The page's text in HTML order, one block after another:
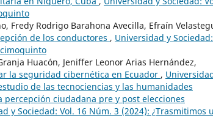
Fredy Rodrigo Barahona Avecilla, Efraín
de los conductores , Universidad y Sociedad:
Huacón, Jeniffer Leonor Arias Hernández,
la seguridad cibernética en Ecuador ,
de las tecnociencias y las humanidades
percepción ciudadana pre y post elecciones
y Sociedad: Vol. 16 Núm. 3 (2024): ¿Trasmitimos